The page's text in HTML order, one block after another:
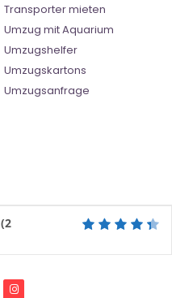
Transporter mieten
Umzug mit Aquarium
Umzugshelfer
Umzugskartons
Umzugsanfrage
(2